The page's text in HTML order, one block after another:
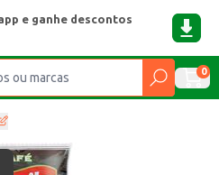
e ganhe descontos
0